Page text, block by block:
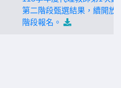
第二階段甄選結果，續開放
階段報名。